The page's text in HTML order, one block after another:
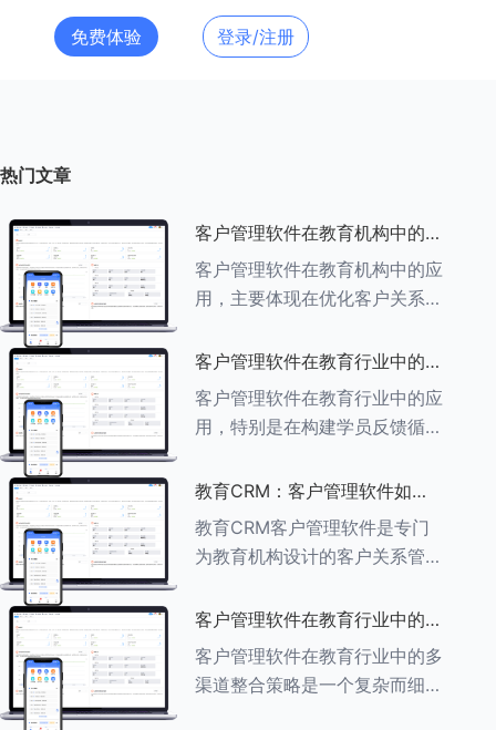
免费体验 登录/注册
热门文章
客户管理软件在教育机构中的应
用探索
客户管理软件在教育机构中的应
用，主要体现在优化客户关系管
作效率及促进业务增长等多个方
面。以下是对客户管理软件在教
育机构中应用的具体探索：
###一、
客户管理软件在教育行业中的学
员反馈循环机制
客户管理软件在教育行业中的应
用，特别是在构建学员反馈循环
用。以下是对客户管理软件在教
育行业中学员反馈循环机制的详
细分析： ###一、学员反馈循
环机制
教育CRM：客户管理软件如何
助力教育机构实现可持续发展
教育CRM客户管理软件是专门
为教育机构设计的客户关系管理
家长、教师及其他相关方的互
动，对教育机构实现可持续发展
具有重要意义。以下是教育
CRM如何助力教育
客户管理软件在教育行业中的多
渠道整合策略
客户管理软件在教育行业中的多
渠道整合策略是一个复杂而细致